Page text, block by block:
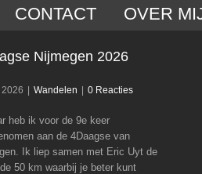
CONTACT OVER
4Daagse Nijmegen 2026
Wandelen
Nijmegen 2026
| Wandelen | 0 Reacties
heb ik voor de 9e keer
aan de 4Daagse van
Ik liep samen met Eric Uyt de
50 km waarbij je beter kunt